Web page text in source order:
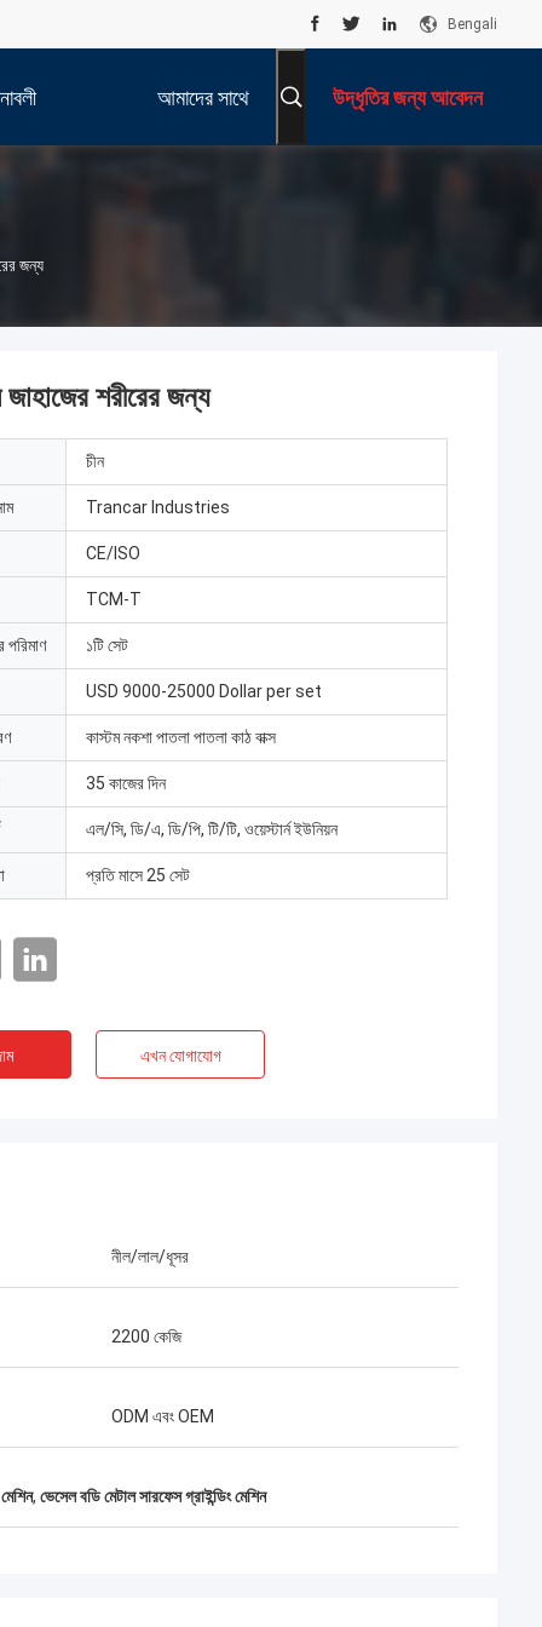
Bengali
আমাদের সাথে উদ্ধৃতির জন্য আবেদন
জন্য
শরীরের জন্য
চীন
Trancar Industries
CE/ISO
TCM-T
পরিমাণ ১টি সেট
USD 9000-25000 Dollar per set
কাস্টম নকশা পাতলা পাতলা কাঠ বাক্স
35 কাজের দিন
এল/সি, ডি/এ, ডি/পি, টি/টি, ওয়েস্টার্ন ইউনিয়ন
প্রতি মাসে 25 সেট
এখন যোগাযোগ
নীল/লাল/ধূসর
2200 কেজি
ODM এবং OEM
, ভেসেল বডি মেটাল সারফেস গ্রাইন্ডিং মেশিন